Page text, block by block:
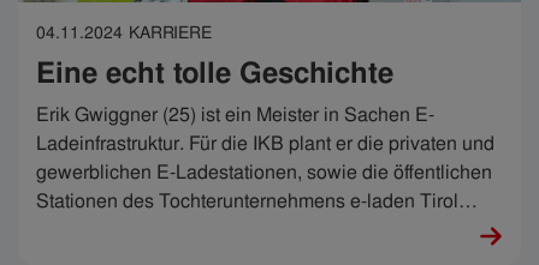
04.11.2024 KARRIERE
Eine echt tolle Geschichte
Erik Gwiggner (25) ist ein Meister in Sachen E-
Ladeinfrastruktur. Für die IKB plant er die privaten und
gewerblichen E-Ladestationen, sowie die öffentlichen
Stationen des Tochterunternehmens e-laden Tirol
GmbH. Er ist von den technischen Quantensprüngen